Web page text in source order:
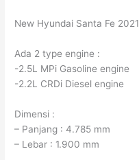
New Hyundai Santa Fe 2021
Ada 2 type engine :
-2.5L MPi Gasoline engine
-2.2L CRDi Diesel engine
Dimensi :
– Panjang : 4.785 mm
– Lebar : 1.900 mm